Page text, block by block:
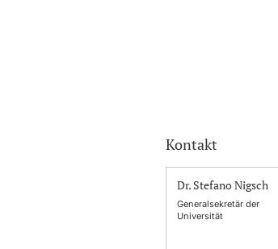
Kontakt
Dr. Stefano Nigsch
Generalsekretär der
Universität